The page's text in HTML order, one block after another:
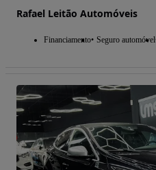
Rafael Leitão Automóveis
Financiamento Seguro automóvel